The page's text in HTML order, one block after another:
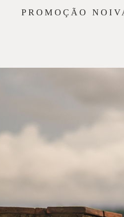
PROMOÇÃO